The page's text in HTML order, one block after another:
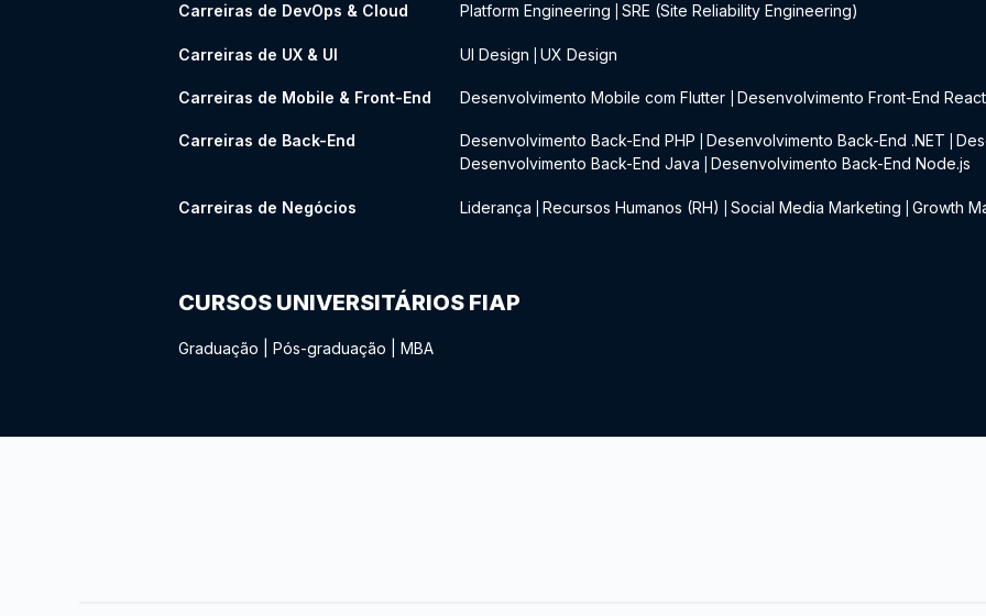
Carreiras de DevOps & Cloud Platform Engineering SRE (Site Reliability Engineering)
Carreiras de UX & UI UI Design UX Design
Carreiras de Mobile & Front-End Desenvolvimento Mobile com Flutter Desenvolvimento Front-End React
Carreiras de Back-End Desenvolvimento Back-End PHP Desenvolvimento Back-End .NET
Desenvolvimento Back-End Java
Desenvolvimento Back-End Node.js
Carreiras de Negócios Liderança Recursos Humanos (RH) Social Media Marketing Growth
CURSOS UNIVERSITÁRIOS FIAP
Graduação Pós-graduação MBA